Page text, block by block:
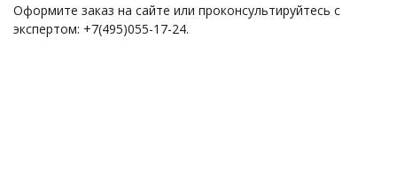
Оформите заказ на сайте или проконсультируйтесь с
экспертом: +7(495)055-17-24.